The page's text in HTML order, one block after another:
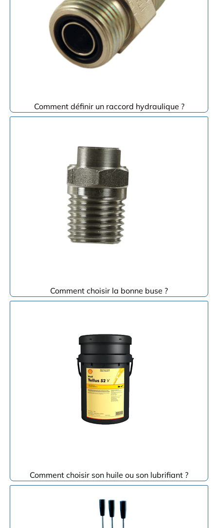
Comment définir un raccord hydraulique ?
Comment choisir la bonne buse ?
Comment choisir son huile ou son lubrifiant ?